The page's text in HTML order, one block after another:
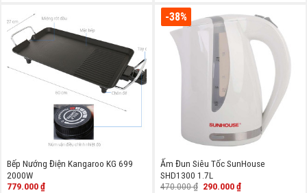
Bếp Nướng Điện Kangaroo KG 699
2000W
779.000₫
-38%
Ấm Đun Siêu Tốc SunHouse
SHD1300 1.7L
470.000₫ Giá
290.000₫Giá